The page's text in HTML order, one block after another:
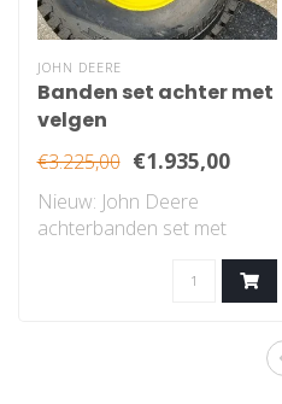
JOHN DEERE
Banden set achter met
velgen
€3.225,00 €1.935,00
Nieuw: John Deere
achterbanden set met